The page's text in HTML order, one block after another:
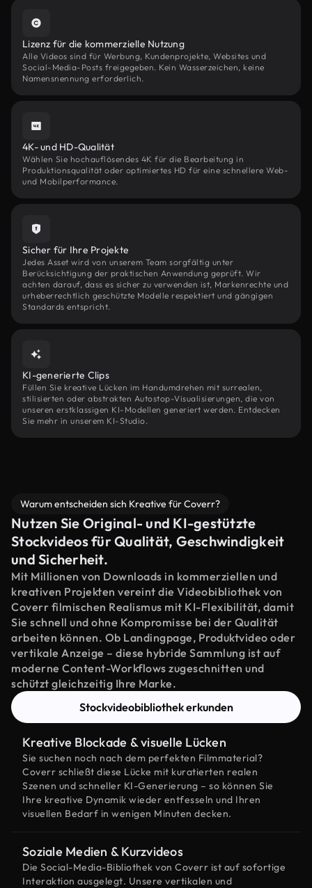
Lizenz für die kommerzielle Nutzung
Alle Videos sind für Werbung, Kundenprojekte, Websites und
Social-Media-Posts freigegeben. Kein Wasserzeichen, keine
Namensnennung erforderlich.
4K- und HD-Qualität
Wählen Sie hochauflösendes 4K für die Bearbeitung in
Produktionsqualität oder optimiertes HD für eine schnellere Web-
und Mobilperformance.
Sicher für Ihre Projekte
Jedes Asset wird von unserem Team sorgfältig unter
Berücksichtigung der praktischen Anwendung geprüft. Wir
achten darauf, dass es sicher zu verwenden ist, Markenrechte und
urheberrechtlich geschützte Modelle respektiert und gängigen
Standards entspricht.
KI-generierte Clips
Füllen Sie kreative Lücken im Handumdrehen mit surrealen,
stilisierten oder abstrakten Autostop-Visualisierungen, die von
unseren erstklassigen KI-Modellen generiert werden. Entdecken
Sie mehr in unserem KI-Studio.
Warum entscheiden sich Kreative für Coverr?
Nutzen Sie Original- und KI-gestützte
Stockvideos für Qualität, Geschwindigkeit
und Sicherheit.
Mit Millionen von Downloads in kommerziellen und
kreativen Projekten vereint die Videobibliothek von
Coverr filmischen Realismus mit KI-Flexibilität, damit
Sie schnell und ohne Kompromisse bei der Qualität
arbeiten können. Ob Landingpage, Produktvideo oder
vertikale Anzeige – diese hybride Sammlung ist auf
moderne Content-Workflows zugeschnitten und
schützt gleichzeitig Ihre Marke.
Stockvideobibliothek erkunden
Kreative Blockade & visuelle Lücken
Sie suchen noch nach dem perfekten Filmmaterial?
Coverr schließt diese Lücke mit kuratierten realen
Szenen und schneller KI-Generierung – so können Sie
Ihre kreative Dynamik wieder entfesseln und Ihren
visuellen Bedarf in wenigen Minuten decken.
Soziale Medien & Kurzvideos
Die Social-Media-Bibliothek von Coverr ist auf sofortige
Interaktion ausgelegt. Unsere vertikalen und